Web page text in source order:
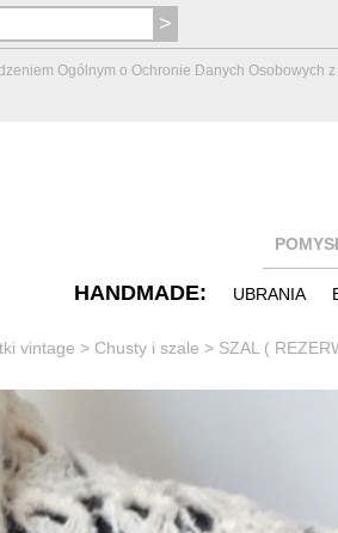
Ogólnym o Ochronie Danych Osobowych
HANDMADE: UBRANIA
vintage > Chusty i szale > SZAL (